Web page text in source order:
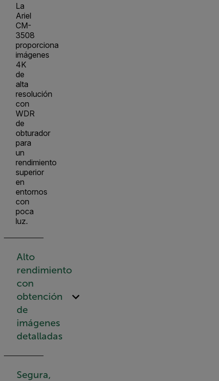
La
Ariel
CM-
3508
proporciona
imágenes
4K
de
alta
resolución
con
WDR
de
obturador
para
un
rendimiento
superior
en
entornos
con
poca
luz.
Alto
rendimiento
con
obtención
de
imágenes
detalladas
Segura,